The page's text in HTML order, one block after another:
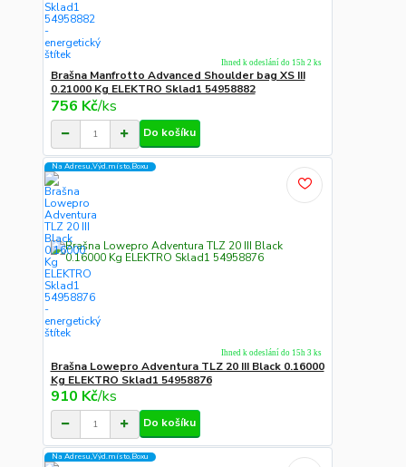
Brašna Manfrotto Advanced Shoulder bag XS III
0.21000 Kg ELEKTRO Sklad1 54958882
756 Kč/ks
Ihned k odeslání do 15h 2 ks
Do košíku
Na Adresu,Výd.místo,Boxu
Brašna Lowepro Adventura TLZ 20 III Black 0.16000
Kg ELEKTRO Sklad1 54958876
910 Kč/ks
Ihned k odeslání do 15h 3 ks
Do košíku
Na Adresu,Výd.místo,Boxu